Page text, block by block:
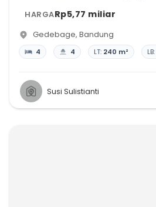
HARGARp5,77 miliar
Gedebage, Bandung
4 4 LT: 240 m² LB:
Susi Sulistianti